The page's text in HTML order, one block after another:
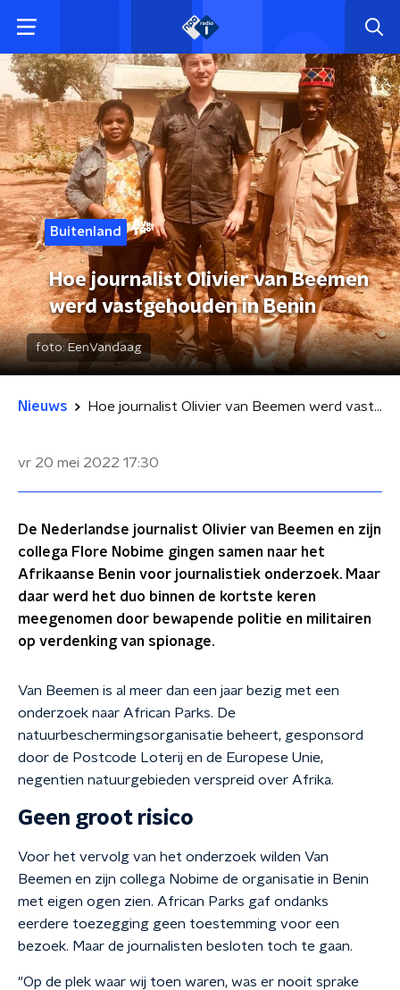
Buitenland
Hoe journalist Olivier van Beemen
werd vastgehouden in Benin
foto: EenVandaag
Nieuws Hoe journalist Olivier van Beemen werd vastgehouden in Benin
vr 20 mei 2022 17:30
De Nederlandse journalist Olivier van Beemen en zijn
collega Flore Nobime gingen samen naar het
Afrikaanse Benin voor journalistiek onderzoek. Maar
daar werd het duo binnen de kortste keren
meegenomen door bewapende politie en militairen
op verdenking van spionage.
Van Beemen is al meer dan een jaar bezig met een
onderzoek naar African Parks. De
natuurbeschermingsorganisatie beheert, gesponsord
door de Postcode Loterij en de Europese Unie,
negentien natuurgebieden verspreid over Afrika.
Geen groot risico
Voor het vervolg van het onderzoek wilden Van
Beemen en zijn collega Nobime de organisatie in Benin
met eigen ogen zien. African Parks gaf ondanks
eerdere toezegging geen toestemming voor een
bezoek. Maar de journalisten besloten toch te gaan.
"Op de plek waar wij toen waren, was er nooit sprake